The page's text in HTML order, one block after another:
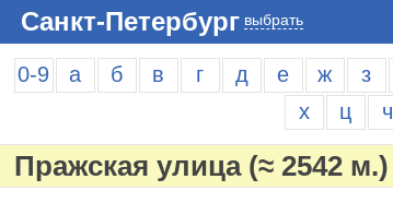
Санкт-Петербург выбрать
0-9 а б в г д е ж з
х
ц ч
Пражская улица (≈ 2542 м.)